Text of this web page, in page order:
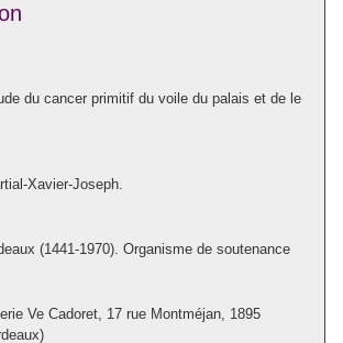
du cancer primitif du voile du palais et de le
Xavier-Joseph.
(1441-1970). Organisme de soutenance
Ve Cadoret, 17 rue Montméjan, 1895